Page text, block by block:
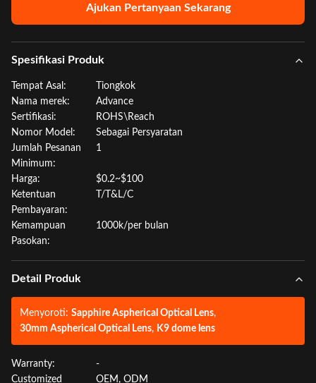
Ajukan Pertanyaan Sekarang
Spesifikasi Produk
Tempat Asal:
Tiongkok
Nama merek:
Advance
Sertifikasi:
ROHS\Reach
Nomor Model:
Sebagai Persyaratan
Jumlah Pesanan
Minimum:
1
Harga:
$0.2~$100
Ketentuan
Pembayaran:
T/T&L/C
Kemampuan
Pasokan:
1000k/per bulan
Detail Produk
Menyoroti: Sapphire Aspherical Optical Lens,
30mm Aspherical Optical Lens, K9 dome lens
Warranty:
-
Customized
OEM, ODM